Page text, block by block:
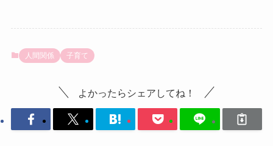
人間関係 子育て
よかったらシェアしてね！